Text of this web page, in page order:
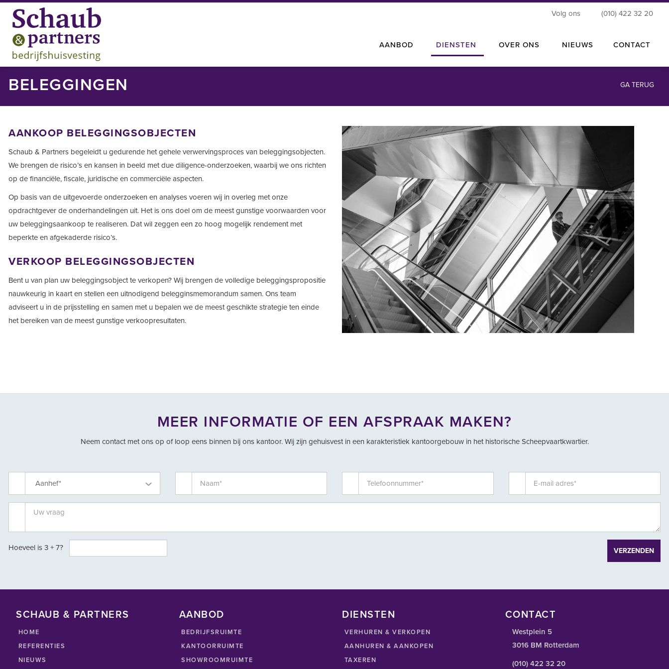
Volg ons (010) 422 32 20
AANBOD DIENSTEN OVER ONS NIEUWS CONTACT
BELEGGINGEN GA TERUG
AANKOOP BELEGGINGSOBJECTEN
Schaub & Partners begeleidt u gedurende het gehele verwervingsproces van beleggingsobjecten.
We brengen de risico’s en kansen in beeld met due diligence-onderzoeken, waarbij we ons richten
op de financiële, fiscale, juridische en commerciële aspecten.
Op basis van de uitgevoerde onderzoeken en analyses voeren wij in overleg met onze
opdrachtgever de onderhandelingen uit. Het is ons doel om de meest gunstige voorwaarden voor
uw beleggingsaankoop te realiseren. Dat wil zeggen een zo hoog mogelijk rendement met
beperkte en afgekaderde risico’s.
VERKOOP BELEGGINGSOBJECTEN
Bent u van plan uw beleggingsobject te verkopen? Wij brengen de volledige beleggingspropositie
nauwkeurig in kaart en stellen een uitnodigend belegginsmemorandum samen. Ons team
adviseert u in de prijsstelling en samen met u bepalen we de meest geschikte strategie ten einde
het bereiken van de meest gunstige verkoopresultaten.
MEER INFORMATIE OF EEN AFSPRAAK MAKEN?
Neem contact met ons op of loop eens binnen bij ons kantoor. Wij zijn gehuisvest in een karakteristiek kantoorgebouw in het historische Scheepvaartkwartier.
Aanhef*
Hoeveel is 3 + 7? VERZENDEN
SCHAUB & PARTNERS
HOME
REFERENTIES
NIEUWS
AANBOD
BEDRIJFSRUIMTE
KANTOORRUIMTE
SHOWROOMRUIMTE
DIENSTEN
VERHUREN & VERKOPEN
AANHUREN & AANKOPEN
TAXEREN
CONTACT
Westplein 5
3016 BM Rotterdam
(010) 422 32 20